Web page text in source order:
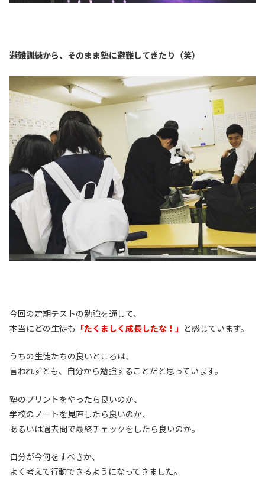
避難訓練から、そのまま塾に避難してきたり（笑）
今回の定期テストの勉強を通して、
本当にどの生徒も 「たくましく成長したな！」 と感じています。
うちの生徒たちの良いところは、
言われずとも、自分から勉強することだと思っています。
塾のプリントをやったら良いのか、
学校のノートを見直したら良いのか、
あるいは過去問で最終チェックをしたら良いのか。
自分が今何をすべきか、
よく考えて行動できるようになってきました。